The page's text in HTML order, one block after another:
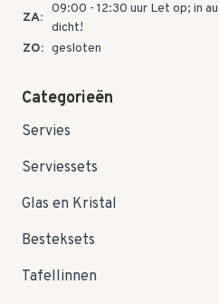
ZA:
09:00 - 12:30 uur Let op; in
dicht!
ZO: gesloten
Categorieën
Servies
Serviessets
Glas en Kristal
Besteksets
Tafellinnen